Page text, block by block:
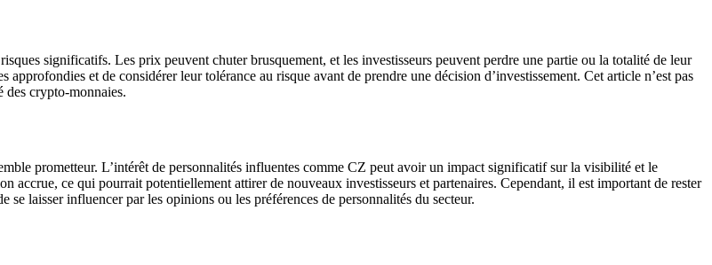
significatifs. Les prix peuvent chuter brusquement, et les investisseurs peuvent perdre une partie ou la totalité de leur
et de considérer leur tolérance au risque avant de prendre une décision d’investissement. Cet article n’est pas
des crypto-monnaies.
prometteur. L’intérêt de personnalités influentes comme CZ peut avoir un impact significatif sur la visibilité et le
ce qui pourrait potentiellement attirer de nouveaux investisseurs et partenaires. Cependant, il est important de rester
laisser influencer par les opinions ou les préférences de personnalités du secteur.